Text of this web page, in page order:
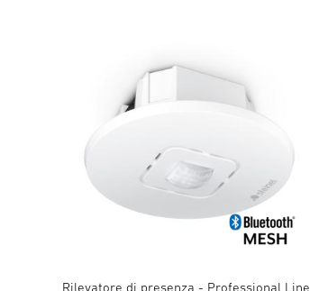
Rilevatore di presenza - Professional Line